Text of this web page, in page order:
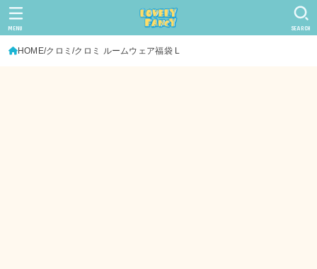
SEARCH
MENU
HOME クロミ クロミ ルームウェア福袋 L